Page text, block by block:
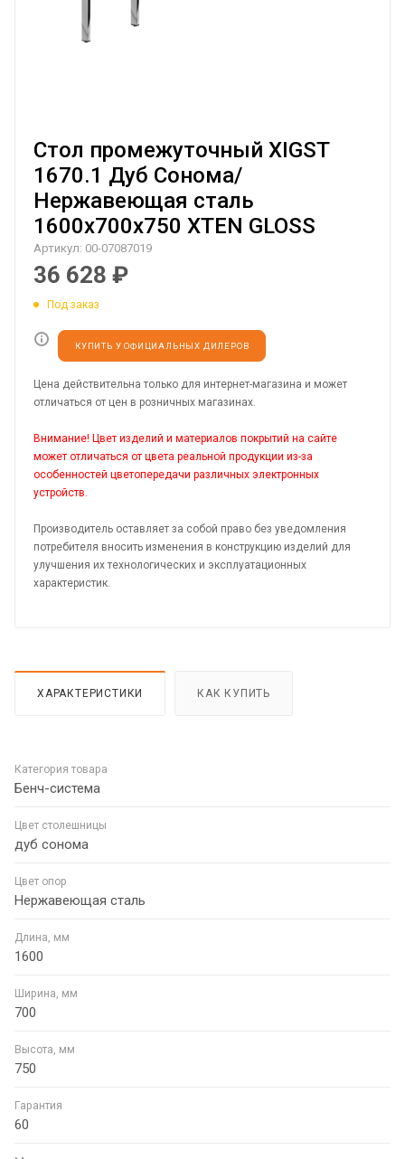
Стол промежуточный XIGST
1670.1 Дуб Сонома/
Нержавеющая сталь
1600х700х750 XTEN GLOSS
Артикул: 00-07087019
36 628 ₽
Под заказ
КУПИТЬ У ОФИЦИАЛЬНЫХ ДИЛЕРОВ
Цена действительна только для интернет-магазина и может
отличаться от цен в розничных магазинах.
Внимание! Цвет изделий и материалов покрытий на сайте
может отличаться от цвета реальной продукции из-за
особенностей цветопередачи различных электронных
устройств.
Производитель оставляет за собой право без уведомления
потребителя вносить изменения в конструкцию изделий для
улучшения их технологических и эксплуатационных
характеристик.
ХАРАКТЕРИСТИКИ КАК КУПИТЬ
Категория товара
Бенч-система
Цвет столешницы
дуб сонома
Цвет опор
Нержавеющая сталь
Длина, мм
1600
Ширина, мм
700
Высота, мм
750
Гарантия
60